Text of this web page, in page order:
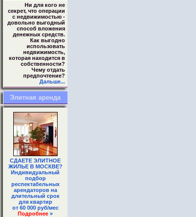
Ни для кого не
секрет, что операции
с недвижимостью -
довольно выгодный
способ вложения
денежных средств.
Как выгодно
использовать
недвижимость,
которая находится в
собственности?
Чему отдать
предпочтение?
Дальше...
Элитная аренда
СДАЕТЕ ЭЛИТНОЕ
ЖИЛЬЕ В МОСКВЕ?
Индивидуальный
подбор
респектабельных
арендаторов на
длительный срок
для квартир
от 60 000 руб/мес
Подробнее »